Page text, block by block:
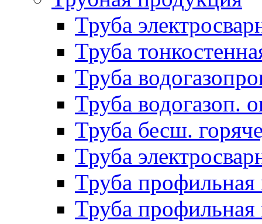
Труба
Труба
Труба
Труба водогазоп.
Труба бесш.
Труба
Труба профильная
Труба профильная